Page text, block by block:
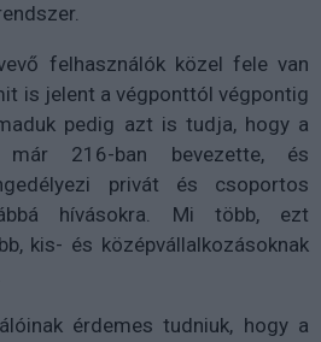
felhasználók közel fele van
is jelent a végponttól végpontig
pedig azt is tudja, hogy a
216-ban bevezette, és
privát és csoportos
hívásokra. Mi több, ezt
kis- és középvállalkozásoknak
érdemes tudniuk, hogy a